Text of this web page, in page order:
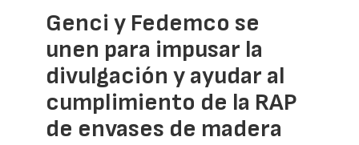
Genci y Fedemco se
unen para impusar la
divulgación y ayudar al
cumplimiento de la RAP
de envases de madera